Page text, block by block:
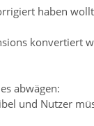
haben
konvertiert
abwägen:
und Nutzer